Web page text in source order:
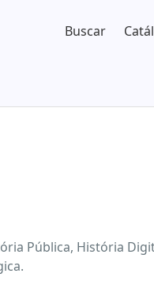
Buscar
Pública, História